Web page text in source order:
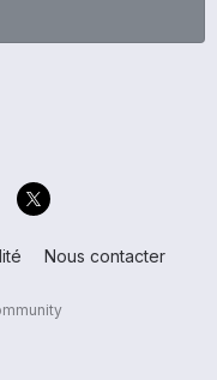
Nous contacter